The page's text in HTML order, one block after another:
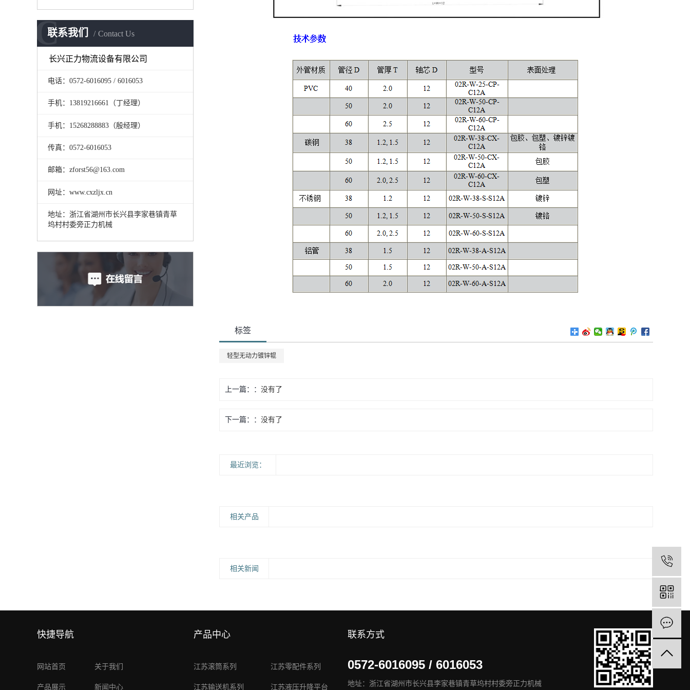
联系我们 Contact Us
C
长兴正力物流设备有限公司
电话：0572-6016095 / 6016053
手机：13819216661（丁经理）
手机：15268288883（殷经理）
传真：0572-6016053
邮箱：zforst56@163.com
网址：www.cxzljx.cn
地址：浙江省湖州市长兴县李家巷镇青草
坞村村委旁正力机械
标签
轻型无动力镀锌辊
上一篇： 没有了
下一篇： 没有了
最近浏览：
相关产品
相关新闻
快捷导航
网站首页 关于我们
产品展示 新闻中心
产品中心
江苏滚筒系列 江苏零配件系列
江苏输送机系列 江苏液压升降平台
联系方式
0572-6016095 / 6016053
地址：浙江省湖州市长兴县李家巷镇青草坞村村委旁正力机械